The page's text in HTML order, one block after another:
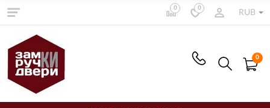
0 0
RUB
0